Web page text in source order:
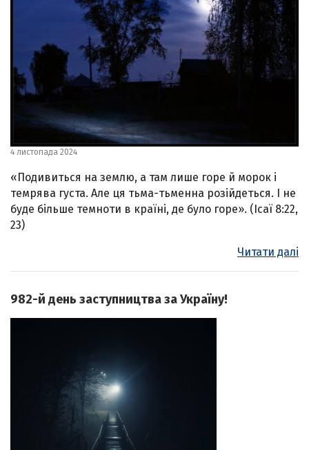
4 листопада 2024
«Подивиться на землю, а там лише горе й морок і
темрява густа. Але ця тьма-тьменна розійдеться. І не
буде більше темноти в країні, де було горе». (Ісаї 8:22,
23)
Читати далі
982-й день заступництва за Україну!